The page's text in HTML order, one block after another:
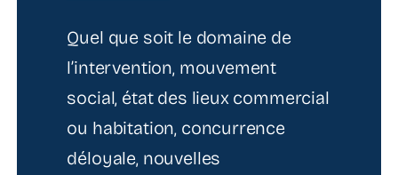
Quel que soit le domaine de
l’intervention, mouvement
social, état des lieux commercial
ou habitation, concurrence
déloyale, nouvelles